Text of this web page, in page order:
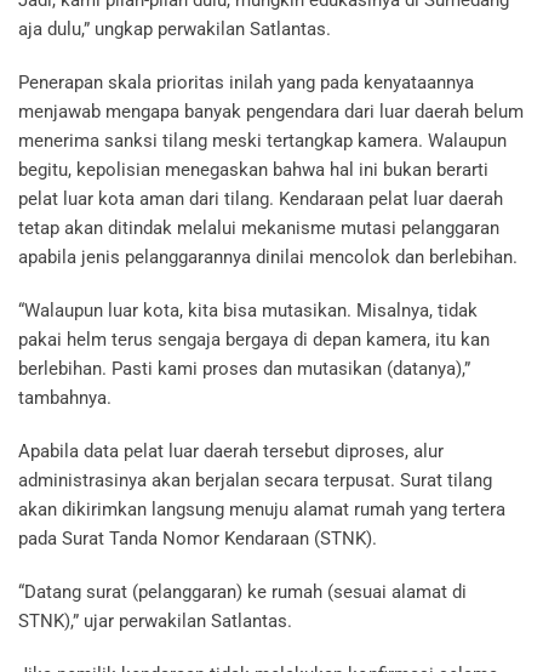
aja dulu,” ungkap perwakilan Satlantas.
Penerapan skala prioritas inilah yang pada kenyataannya
menjawab mengapa banyak pengendara dari luar daerah belum
menerima sanksi tilang meski tertangkap kamera. Walaupun
begitu, kepolisian menegaskan bahwa hal ini bukan berarti
pelat luar kota aman dari tilang. Kendaraan pelat luar daerah
tetap akan ditindak melalui mekanisme mutasi pelanggaran
apabila jenis pelanggarannya dinilai mencolok dan berlebihan.
“Walaupun luar kota, kita bisa mutasikan. Misalnya, tidak
pakai helm terus sengaja bergaya di depan kamera, itu kan
berlebihan. Pasti kami proses dan mutasikan (datanya),”
tambahnya.
Apabila data pelat luar daerah tersebut diproses, alur
administrasinya akan berjalan secara terpusat. Surat tilang
akan dikirimkan langsung menuju alamat rumah yang tertera
pada Surat Tanda Nomor Kendaraan (STNK).
“Datang surat (pelanggaran) ke rumah (sesuai alamat di
STNK),” ujar perwakilan Satlantas.